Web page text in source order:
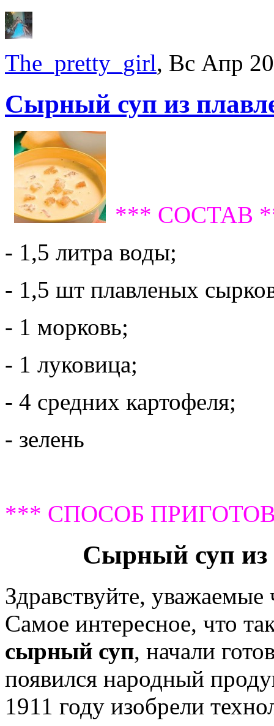
The_pretty_girl, Вс Апр
Сырный суп из
*** СОСТАВ
- 1,5 литра воды;
- 1,5 шт плавленых
- 1 морковь;
- 1 луковица;
- 4 средних картофеля;
- зелень
*** СПОСОБ
Сырный суп из
Здравствуйте, уважаемые
Самое интересное, что
сырный суп, начали
появился народный
1911 году изобрели